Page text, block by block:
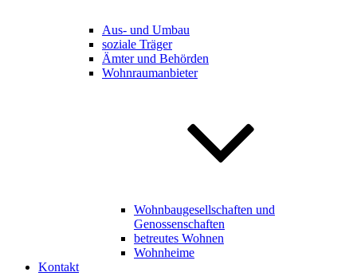
Aus- und Umbau
soziale Träger
Ämter und Behörden
Wohnraumanbieter
Wohnbaugesellschaften und
Genossenschaften
betreutes Wohnen
Wohnheime
Kontakt